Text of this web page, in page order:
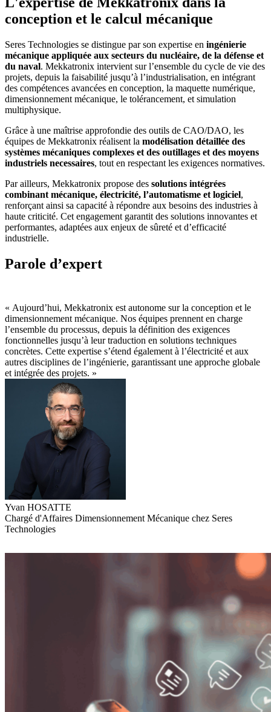
conception et le calcul mécanique
Seres Technologies se distingue par son expertise en ingénierie
mécanique appliquée aux secteurs du nucléaire, de la défense et
du naval. Mekkatronix intervient sur l’ensemble du cycle de vie des
projets, depuis la faisabilité jusqu’à l’industrialisation, en intégrant
des compétences avancées en conception, la maquette numérique,
dimensionnement mécanique, le tolérancement, et simulation
multiphysique.
Grâce à une maîtrise approfondie des outils de CAO/DAO, les
équipes de Mekkatronix réalisent la modélisation détaillée des
systèmes mécaniques complexes et des outillages et des moyens
industriels necessaires, tout en respectant les exigences normatives.
Par ailleurs, Mekkatronix propose des solutions intégrées
combinant mécanique, électricité, l’automatisme et logiciel,
renforçant ainsi sa capacité à répondre aux besoins des industries à
haute criticité. Cet engagement garantit des solutions innovantes et
performantes, adaptées aux enjeux de sûreté et d’efficacité
industrielle.
Parole d’expert
« Aujourd’hui, Mekkatronix est autonome sur la conception et le
dimensionnement mécanique. Nos équipes prennent en charge
l’ensemble du processus, depuis la définition des exigences
fonctionnelles jusqu’à leur traduction en solutions techniques
concrètes. Cette expertise s’étend également à l’électricité et aux
autres disciplines de l’ingénierie, garantissant une approche globale
et intégrée des projets. »
Yvan HOSATTE
Chargé d'Affaires Dimensionnement Mécanique chez Seres
Technologies